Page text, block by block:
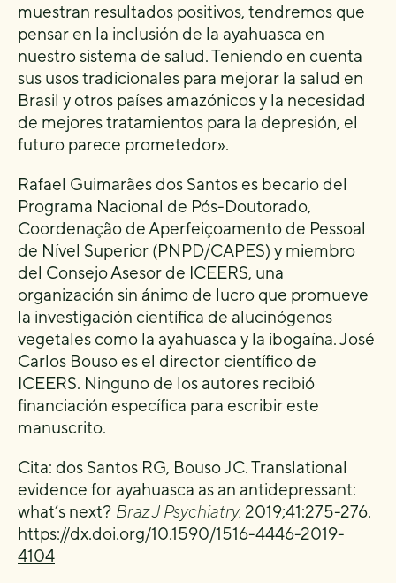
muestran resultados positivos, tendremos que
pensar en la inclusión de la ayahuasca en
nuestro sistema de salud. Teniendo en cuenta
sus usos tradicionales para mejorar la salud en
Brasil y otros países amazónicos y la necesidad
de mejores tratamientos para la depresión, el
futuro parece prometedor».
Rafael Guimarães dos Santos es becario del
Programa Nacional de Pós-Doutorado,
Coordenação de Aperfeiçoamento de Pessoal
de Nível Superior (PNPD/CAPES) y miembro
del Consejo Asesor de ICEERS, una
organización sin ánimo de lucro que promueve
la investigación científica de alucinógenos
vegetales como la ayahuasca y la ibogaína. José
Carlos Bouso es el director científico de
ICEERS. Ninguno de los autores recibió
financiación específica para escribir este
manuscrito.
Cita: dos Santos RG, Bouso JC. Translational
evidence for ayahuasca as an antidepressant:
what’s next? Braz J Psychiatry. 2019;41:275-276.
https://dx.doi.org/10.1590/1516-4446-2019-
4104